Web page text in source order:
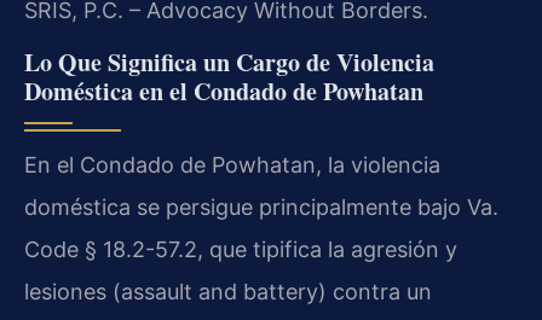
SRIS, P.C. – Advocacy Without Borders.
Lo Que Significa un Cargo de Violencia
Doméstica en el Condado de Powhatan
En el Condado de Powhatan, la violencia
doméstica se persigue principalmente bajo Va.
Code § 18.2-57.2, que tipifica la agresión y
lesiones (assault and battery) contra un